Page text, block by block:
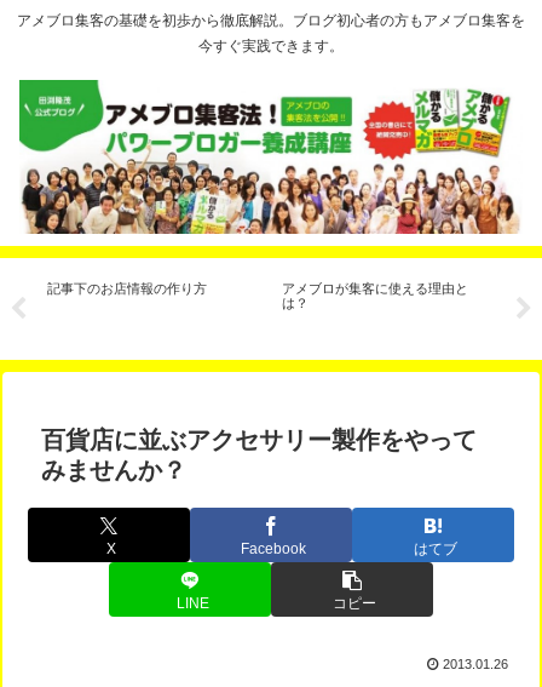
アメブロ集客の基礎を初歩から徹底解説。ブログ初心者の方もアメブロ集客を
今すぐ実践できます。
記事下のお店情報の作り方
アメブロが集客に使える理由と
は？
月
たへ
百貨店に並ぶアクセサリー製作をやって
みませんか？
X Facebook はてブ
LINE コピー
2013.01.26